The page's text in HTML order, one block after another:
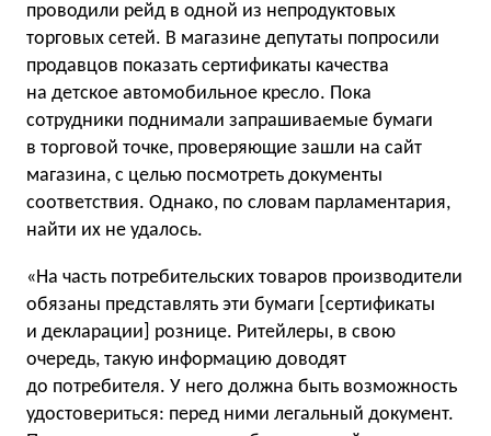
проводили рейд в одной из непродуктовых
торговых сетей. В магазине депутаты попросили
продавцов показать сертификаты качества
на детское автомобильное кресло. Пока
сотрудники поднимали запрашиваемые бумаги
в торговой точке, проверяющие зашли на сайт
магазина, с целью посмотреть документы
соответствия. Однако, по словам парламентария,
найти их не удалось.
«На часть потребительских товаров производители
обязаны представлять эти бумаги [сертификаты
и декларации] рознице. Ритейлеры, в свою
очередь, такую информацию доводят
до потребителя. У него должна быть возможность
удостовериться: перед ними легальный документ.